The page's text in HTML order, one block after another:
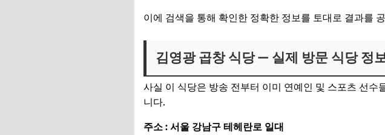
이에 검색을 통해 확인한 정확한 정보를 토대로 결과를
김영광 곱창 식당 — 실제 방문 식당 정
사실 이 식당은 방송 전부터 이미 연예인 및 스포츠 선
니다.
주소 : 서울 강남구 테헤란로 일대